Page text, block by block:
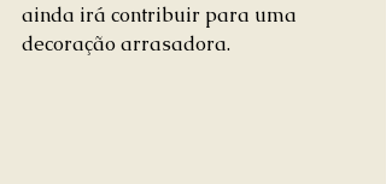
ainda irá contribuir para uma
decoração arrasadora.